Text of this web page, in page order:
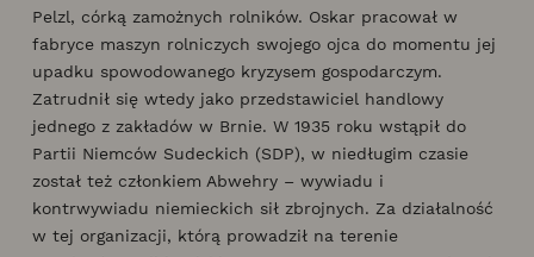
Pelzl, córką zamożnych rolników. Oskar pracował w
fabryce maszyn rolniczych swojego ojca do momentu jej
upadku spowodowanego kryzysem gospodarczym.
Zatrudnił się wtedy jako przedstawiciel handlowy
jednego z zakładów w Brnie. W 1935 roku wstąpił do
Partii Niemców Sudeckich (SDP), w niedługim czasie
został też członkiem Abwehry – wywiadu i
kontrwywiadu niemieckich sił zbrojnych. Za działalność
w tej organizacji, którą prowadził na terenie